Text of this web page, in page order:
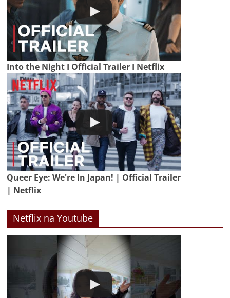
Into the Night I Official Trailer I Netflix
Queer Eye: We're In Japan! | Official Trailer
| Netflix
Netflix na Youtube